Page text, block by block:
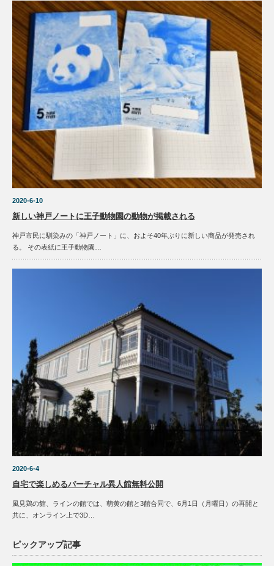
2020-6-10
新しい神戸ノートに王子動物園の動物が掲載される
神戸市民に馴染みの「神戸ノート」に、およそ40年ぶりに新しい商品が発売され
る。 その表紙に王子動物園…
2020-6-4
自宅で楽しめるバーチャル異人館無料公開
風見鶏の館、ラインの館では、萌黄の館と3館合同で、6月1日（月曜日）の再開と
共に、オンライン上で3D…
ピックアップ記事